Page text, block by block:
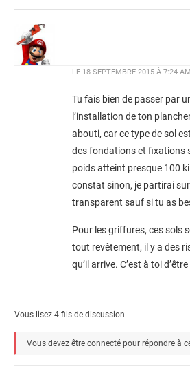
LE 18 SEPTEMBRE 2015 À 7:24 AM
Tu fais bien de passer par
l’installation de ton
abouti, car ce type de sol
des fondations et fixations
poids atteint presque 100
constat sinon, je partirai
transparent sauf si tu as
Pour les griffures, ces sols
tout revêtement, il y a des
qu’il arrive. C’est à toi
Vous lisez 4 fils de discussion
Vous devez être connecté pour répondre à